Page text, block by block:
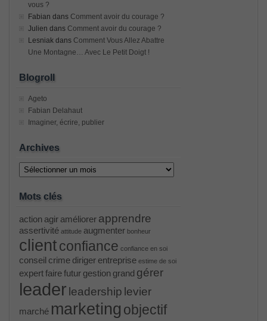
vous ?
Fabian dans Comment avoir du courage ?
Julien dans Comment avoir du courage ?
Lesniak dans Comment Vous Allez Abattre
Une Montagne… Avec Le Petit Doigt !
Blogroll
Ageto
Fabian Delahaut
Imaginer, écrire, publier
Archives
Archives
Mots clés
action agir améliorer apprendre
assertivité attitude augmenter bonheur
client confiance confiance en soi
conseil crime diriger entreprise estime de soi
expertfairefutur gestion grand gérer
leader leadership levier
marché marketing objectif